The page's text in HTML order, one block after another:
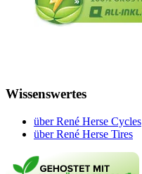
Wissenswertes
über René Herse Cycles
über René Herse Tires